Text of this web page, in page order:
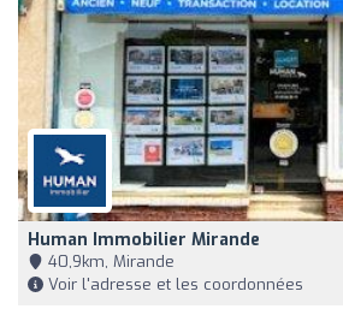
Human Immobilier Mirande
40,9km, Mirande
Voir l'adresse et les coordonnées